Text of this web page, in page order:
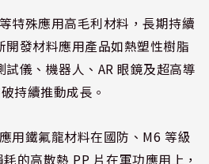
特殊應用高毛利材料，長期持續
發材料應用產品如熱塑性樹脂
儀、機器人、AR 眼鏡及超高導
持續推動成長。
用鐵氟龍材料在國防、M6 等級
的高散熱 PP 片在軍功應用上，